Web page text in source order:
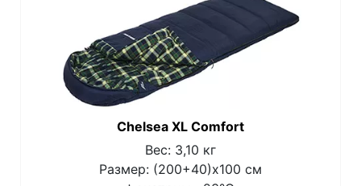
Chelsea XL Comfort
Вес: 3,10 кг
Размер: (200+40)x100 см